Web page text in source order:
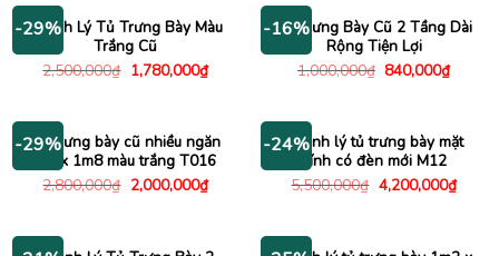
340,000₫.
-29%
Thanh Lý Tủ Trưng Bày Màu
Trắng Cũ
2,500,000₫ Giá
gốc
1,780,000₫Giá
hiện
1,780,000₫.
-16%
Kệ Trưng Bày Cũ 2 Tầng Dài
Rộng Tiện Lợi
1,000,000₫ Giá
840,000₫Giá
hiện
-29%
Tủ trưng bày cũ nhiều ngăn
1m x 1m8 màu trắng T016
2,800,000₫ Giá
gốc
2,000,000₫Giá
hiện
2,000,000₫.
-24%Thanh lý tủ trưng bày mặt
kính có đèn mới M12
5,500,000₫ Giá
gốc
4,200,000₫Giá
hiện